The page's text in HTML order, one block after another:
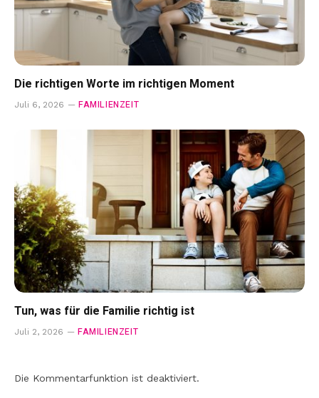
Die richtigen Worte im richtigen Moment
Juli 6, 2026 FAMILIENZEIT
Tun, was für die Familie richtig ist
Juli 2, 2026 FAMILIENZEIT
Die Kommentarfunktion ist deaktiviert.